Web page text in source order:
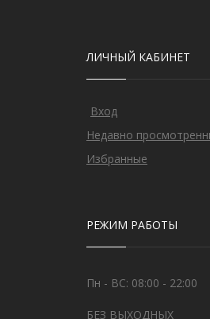
ЛИЧНЫЙ КАБИНЕТ
Вход
Недавно
Избранные
РЕЖИМ РАБОТЫ
Пн - ВС: 08:00 - 22:00
БЕЗ ВЫХОДНЫХ